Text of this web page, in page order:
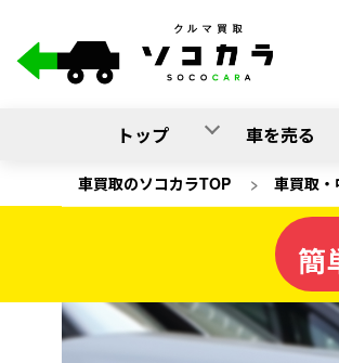
トップ 車を売る
車買取のソコカラTOP > 車買取
大阪府
ソコカラの
簡